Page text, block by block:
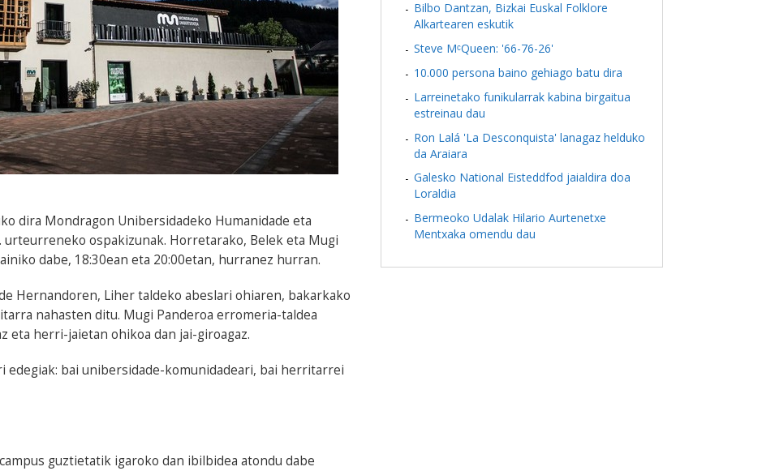
dira Mondragon Unibersidadeko Humanidade eta
ospakizunak. Horretarako, Belek eta Mugi
dabe, 18:30ean eta 20:00etan, hurranez hurran.
Hernandoren, Liher taldeko abeslari ohiaren, bakarkako
nahasten ditu. Mugi Panderoa erromeria-taldea
eta herri-jaietan ohikoa dan jai-giroagaz.
edegiak: bai unibersidade-komunidadeari, bai herritarrei
guztietatik igaroko dan ibilbidea atondu dabe
Bilbo Dantzan, Bizkai Euskal Folklore
Alkartearen eskutik
Steve MᶜQueen: '66-76-26'
10.000 persona baino gehiago batu dira
Larreinetako funikularrak kabina birgaitua
estreinau dau
Ron Lalá 'La Desconquista' lanagaz helduko
da Araiara
Galesko National Eisteddfod jaialdira doa
Loraldia
Bermeoko Udalak Hilario Aurtenetxe
Mentxaka omendu dau